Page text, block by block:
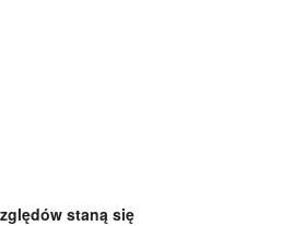
staną się